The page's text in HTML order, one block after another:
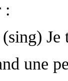
:
(sing) Je
une